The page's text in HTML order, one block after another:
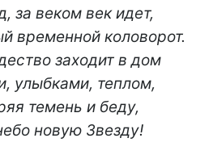
за веком век идет,
временной коловорот.
заходит в дом
улыбками, теплом,
темень и беду,
новую Звезду!